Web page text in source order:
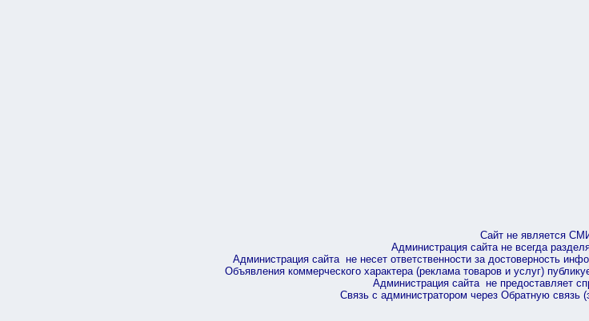
Сайт не является
Администрация сайта не всегда
Администрация сайта не несет ответственности за достоверность
Объявления коммерческого характера (реклама товаров и услуг)
Администрация сайта не предоставляет
Связь с администратором через Обратную связь